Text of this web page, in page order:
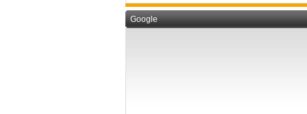
Google